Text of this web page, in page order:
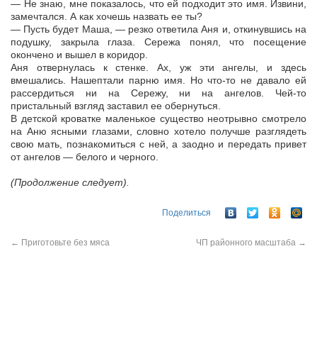
— Не знаю, мне показалось, что ей подходит это имя. Извини,
замечтался. А как хочешь назвать ее ты?
— Пусть будет Маша, — резко ответила Аня и, откинувшись на
подушку, закрыла глаза. Сережа понял, что посещение
окончено и вышел в коридор.
Аня отвернулась к стенке. Ах, уж эти ангелы, и здесь
вмешались. Нашептали парню имя. Но что-то не давало ей
рассердиться ни на Сережу, ни на ангелов. Чей-то
пристальный взгляд заставил ее обернуться.
В детской кроватке маленькое существо неотрывно смотрело
на Аню ясными глазами, словно хотело получше разглядеть
свою мать, познакомиться с ней, а заодно и передать привет
от ангелов — белого и черного.
(Продолжение следует).
Поделиться
← Приготовьте без мяса ЧП районного масштаба →